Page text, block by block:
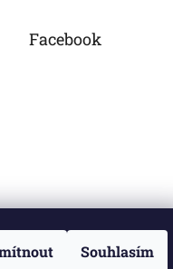
Souhlasím
Facebook